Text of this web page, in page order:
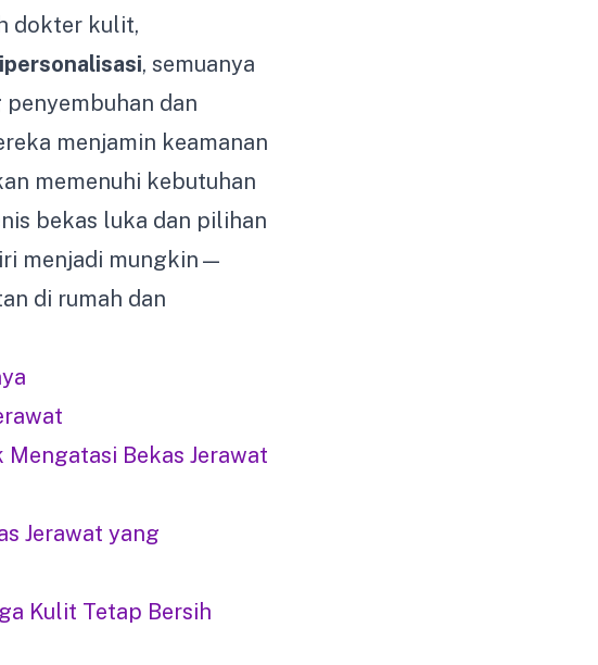
dokter kulit,
, semuanya
dan
menjamin keamanan
memenuhi kebutuhan
bekas luka dan pilihan
menjadi mungkin—
di rumah dan
Bekas Jerawat
Jerawat yang
Kulit Tetap Bersih